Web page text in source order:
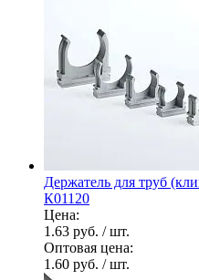
Держатель для труб
К01120
Цена:
1.63 руб. / шт.
Оптовая цена:
1.60 руб. / шт.